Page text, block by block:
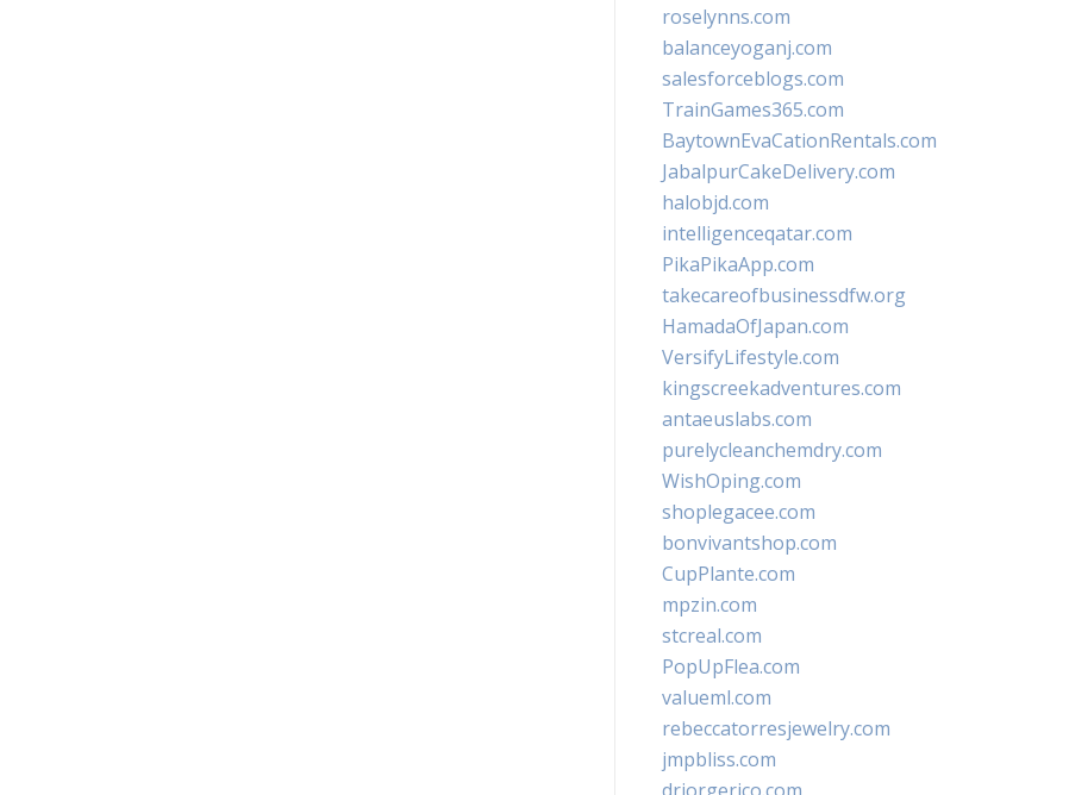
roselynns.com
balanceyoganj.com
salesforceblogs.com
TrainGames365.com
BaytownEvaCationRentals.com
JabalpurCakeDelivery.com
halobjd.com
intelligenceqatar.com
PikaPikaApp.com
takecareofbusinessdfw.org
HamadaOfJapan.com
VersifyLifestyle.com
kingscreekadventures.com
antaeuslabs.com
purelycleanchemdry.com
WishOping.com
shoplegacee.com
bonvivantshop.com
CupPlante.com
mpzin.com
stcreal.com
PopUpFlea.com
valueml.com
rebeccatorresjewelry.com
jmpbliss.com